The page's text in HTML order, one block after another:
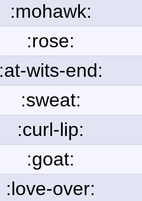
:mohawk:
:rose:
:at-wits-end:
:sweat:
:curl-lip:
:goat:
:love-over: